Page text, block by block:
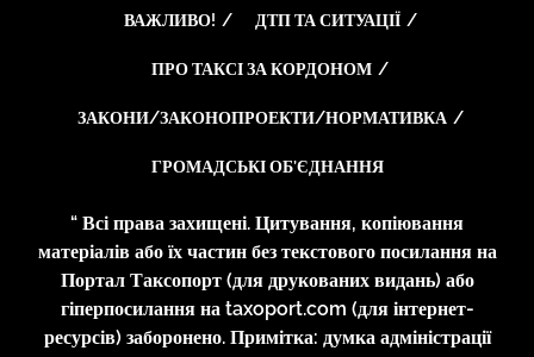
ВАЖЛИВО! ДТП ТА СИТУАЦІЇ
ПРО ТАКСІ ЗА КОРДОНОМ
ЗАКОНИ/ЗАКОНОПРОЕКТИ/НОРМАТИВКА
ГРОМАДСЬКІ ОБ’ЄДНАННЯ
“ Всі права захищені. Цитування, копіювання
матеріалів або їх частин без текстового посилання на
Портал Таксопорт (для друкованих видань) або
гіперпосилання на taxoport.com (для інтернет-
ресурсів) заборонено. Примітка: думка адміністрації